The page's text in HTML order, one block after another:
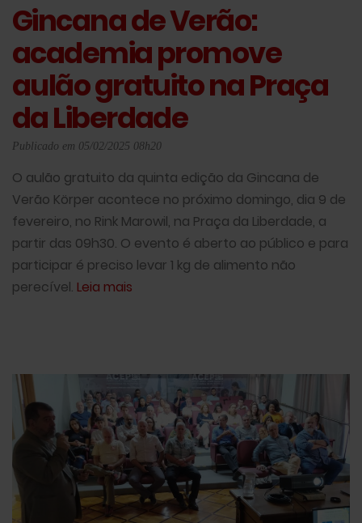
Gincana de Verão:
academia promove
aulão gratuito na Praça
da Liberdade
Publicado em 05/02/2025 08h20
O aulão gratuito da quinta edição da Gincana de
Verão Körper acontece no próximo domingo, dia 9 de
fevereiro, no Rink Marowil, na Praça da Liberdade, a
partir das 09h30. O evento é aberto ao público e para
participar é preciso levar 1 kg de alimento não
perecível. Leia mais